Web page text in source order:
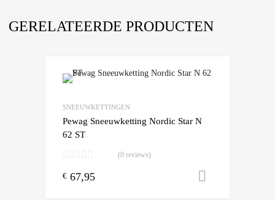
GERELATEERDE PRODUCTEN
SNEEUWKETTINGEN
Pewag Sneeuwketting Nordic Star N
62 ST
(0 reviews)
€ 67,95